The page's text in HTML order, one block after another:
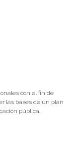
con el fin de
las bases de un plan
pública.